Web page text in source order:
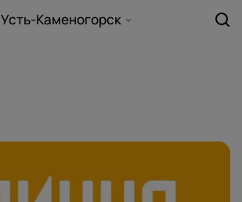
Усть-Каменогорск